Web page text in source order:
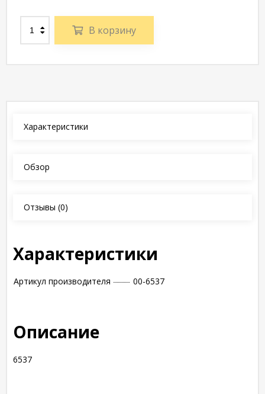
В корзину
Характеристики
Обзор
Отзывы (0)
Характеристики
Артикул производителя 00-6537
Описание
6537